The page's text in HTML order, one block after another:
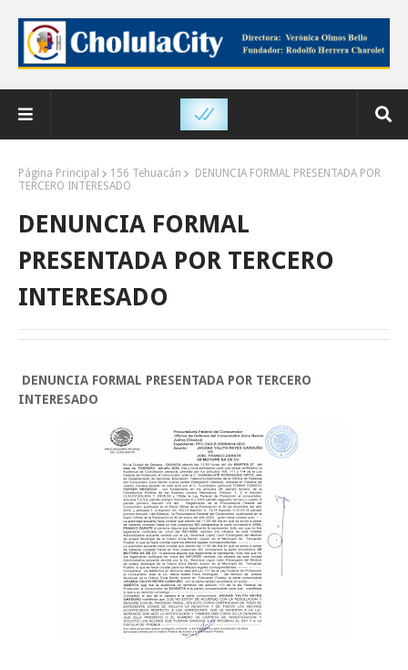
Página Principal 156 Tehuacán
DENUNCIA FORMAL PRESENTADA POR
TERCERO INTERESADO
DENUNCIA FORMAL
PRESENTADA POR TERCERO
INTERESADO
DENUNCIA FORMAL PRESENTADA POR TERCERO
INTERESADO